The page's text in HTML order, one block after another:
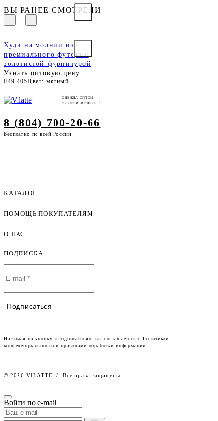
ВЫ РАНЕЕ СМОТРЕЛИ
Худи на молнии из
премиального футера с
золотистой фурнитурой
Узнать оптовую цену
F49.405Цвет: мятный
ОДЕЖДА ОПТОМ
ОТ ПРОИЗВОДИТЕЛЯ
8 (804) 700-20-66
Бесплатно по всей России
КАТАЛОГ
Женская одежда оптом
Мужская одежда оптом
ПОМОЩЬ ПОКУПАТЕЛЯМ
Оплата и доставка
Договор-оферта
Условия сотрудничества
О НАС
Lookbook
Работа в компании
ПОДПИСКА
Подписаться
Нажимая на кнопку «Подписаться», вы соглашаетесь с Политикой
конфеденциальности и правилами обработки информации.
© 2026 VILATTE / Все права защищены.
Войти по e-mail